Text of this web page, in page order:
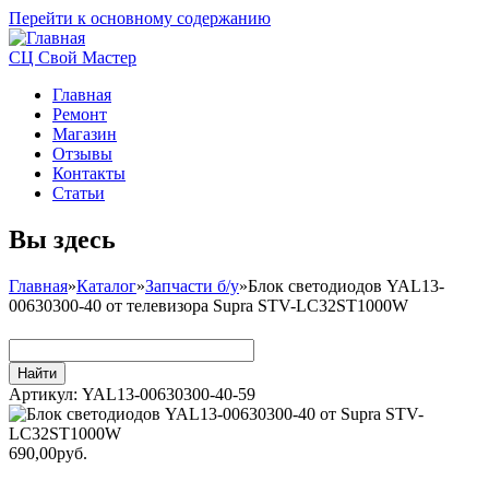
Перейти к основному содержанию
СЦ Свой Мастер
Главная
Ремонт
Магазин
Отзывы
Контакты
Статьи
Вы здесь
Главная»Каталог»Запчасти б/у»Блок светодиодов YAL13-
00630300-40 от телевизора Supra STV-LC32ST1000W
Артикул: YAL13-00630300-40-59
690,00руб.